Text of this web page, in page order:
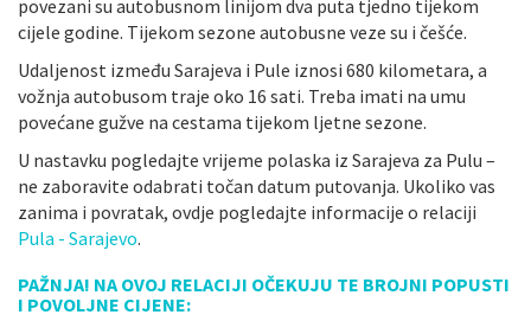
povezani su autobusnom linijom dva puta tjedno tijekom
cijele godine. Tijekom sezone autobusne veze su i češće.
Udaljenost između Sarajeva i Pule iznosi 680 kilometara, a
vožnja autobusom traje oko 16 sati. Treba imati na umu
povećane gužve na cestama tijekom ljetne sezone.
U nastavku pogledajte vrijeme polaska iz Sarajeva za Pulu –
ne zaboravite odabrati točan datum putovanja. Ukoliko vas
zanima i povratak, ovdje pogledajte informacije o relaciji
Pula - Sarajevo.
PAŽNJA! NA OVOJ RELACIJI OČEKUJU TE BROJNI POPUSTI
I POVOLJNE CIJENE: